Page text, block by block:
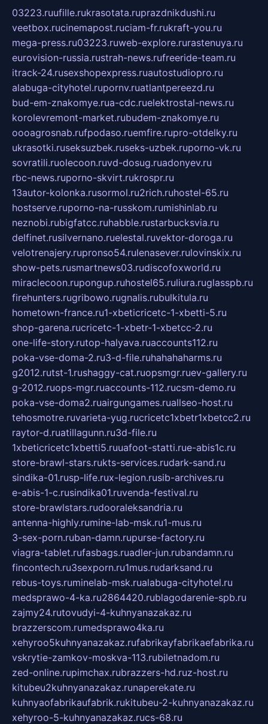
03223.ruufille.rukrasotata.ruprazdnikdushi.ru
veetbox.rucinemapost.ruciam-fr.rukraft-you.ru
mega-press.ru03223.ruweb-explore.rurastenuya.ru
eurovision-russia.rustrah-news.rufreeride-team.ru
itrack-24.rusexshopexpress.ruautostudiopro.ru
alabuga-cityhotel.rupornv.ruatlantpereezd.ru
bud-em-znakomye.rua-cdc.ruelektrostal-news.ru
korolevremont-market.rubudem-znakomye.ru
oooagrosnab.rufpodaso.ruemfire.rupro-otdelky.ru
ukrasotki.ruseksuzbek.ruseks-uzbek.ruporno-vk.ru
sovratili.ruolecoon.ruvd-dosug.ruadonyev.ru
rbc-news.ruporno-skvirt.rukrospr.ru
13autor-kolonka.rusormol.ru2rich.ruhostel-65.ru
hostserve.ruporno-na-russkom.rumishinlab.ru
neznobi.rubigfatcc.ruhabble.rustarbucksvia.ru
delfinet.rusilvernano.ruelestal.ruvektor-doroga.ru
velotrenajery.rupronso54.rulenasever.rulovinskix.ru
show-pets.rusmartnews03.rudiscofoxworld.ru
miraclecoon.rupongup.ruhostel65.ruliura.ruglasspb.ru
firehunters.rugribowo.rugnalis.rubulkitula.ru
hometown-france.ru1-xbeticricetc-1-xbetti-5.ru
shop-garena.rucricetc-1-xbetr-1-xbetcc-2.ru
one-life-story.rutop-halyava.ruaccounts112.ru
poka-vse-doma-2.ru3-d-file.ruhahahaharms.ru
g2012.rutst-1.rushaggy-cat.ruopsmgr.ruev-gallery.ru
g-2012.ruops-mgr.ruaccounts-112.rucsm-demo.ru
poka-vse-doma2.ruairgungames.ruallseo-host.ru
tehosmotre.ruvarieta-yug.rucricetc1xbetr1xbetcc2.ru
raytor-d.ruatillagunn.ru3d-file.ru
1xbeticricetc1xbetti5.ruuafoot-statti.rue-abis1c.ru
store-brawl-stars.rukts-services.rudark-sand.ru
sindika-01.rusp-life.rux-legion.rusib-archives.ru
e-abis-1-c.rusindika01.ruvenda-festival.ru
store-brawlstars.rudooraleksandria.ru
antenna-highly.rumine-lab-msk.ru1-mus.ru
3-sex-porn.ruban-damn.rupurse-factory.ru
viagra-tablet.rufasbags.ruadler-jun.rubandamn.ru
fincontech.ru3sexporn.ru1mus.rudarksand.ru
rebus-toys.ruminelab-msk.rualabuga-cityhotel.ru
medsprawo-4-ka.ru2864420.rublagodarenie-spb.ru
zajmy24.rutovudyi-4-kuhnyanazakaz.ru
brazzerscom.rumedsprawo4ka.ru
xehyroo5kuhnyanazakaz.rufabrikayfabrikaefabrika.ru
vskrytie-zamkov-moskva-113.rubiletnadom.ru
zed-online.rupimchax.rubrazzers-hd.ruz-host.ru
kitubeu2kuhnyanazakaz.runaperekate.ru
kuhnyaofabrikaufabrik.rukitubeu-2-kuhnyanazakaz.ru
xehyroo-5-kuhnyanazakaz.rucs-68.ru